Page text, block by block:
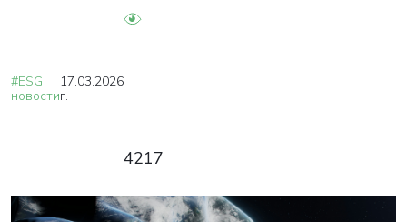
#ESG
новости
17.03.2026
г.
4217